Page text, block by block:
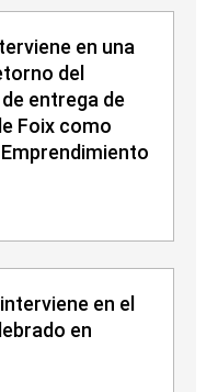
en una
del
entrega de
Foix como
en el
en